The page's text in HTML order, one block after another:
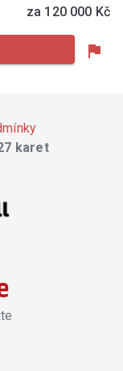
za 120 000 Kč
flag
karet